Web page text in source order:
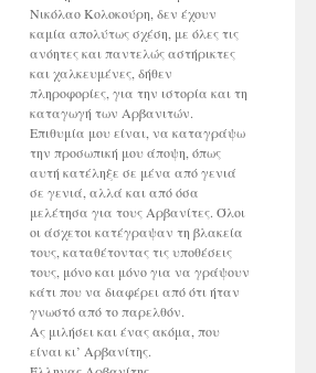
Νικόλαο Κολοκούρη, δεν έχουν
καμία απολύτως σχέση, με όλες τις
ανόητες και παντελώς αστήρικτες
και χαλκευμένες, δήθεν
πληροφορίες, για την ιστορία και τη
καταγωγή των Αρβανιτών.
Επιθυμία μου είναι, να καταγράψω
την προσωπική μου άποψη, όπως
αυτή κατέληξε σε μένα από γενιά
σε γενιά, αλλά και από όσα
μελέτησα για τους Αρβανίτες. Όλοι
οι άσχετοι κατέγραψαν τη βλακεία
τους, καταθέτοντας τις υποθέσεις
τους, μόνο και μόνο για να γράψουν
κάτι που να διαφέρει από ότι ήταν
γνωστό από το παρελθόν.
Ας μιλήσει και ένας ακόμα, που
είναι κι’ Αρβανίτης.